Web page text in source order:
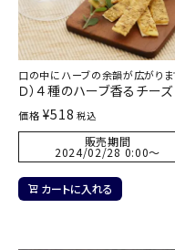
口の中にハーブの余韻が広がりま
Ｄ）４種のハーブ香るチーズ
価格 ¥518 税込
販売期間
2024/02/28 0:00〜
カートに入れる